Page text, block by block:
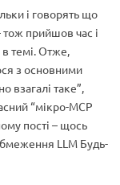
і говорять що
прийшов час і
в темі. Отже,
з основними
взагалі таке”,
“мікро-MCP
пості – щось
LLM Будь-